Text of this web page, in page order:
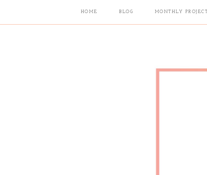
HOME BLOG MONTHLY PROJECT